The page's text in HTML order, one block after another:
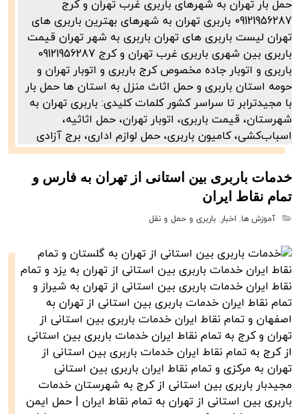
خدمات باربری بین استانی از تهران به فارس و
تمام نقاط ایران
آموزش ها, اخبار,باربری و حمل و نقل